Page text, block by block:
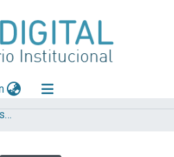
(current)
Artículos y presentaciones en Congresos